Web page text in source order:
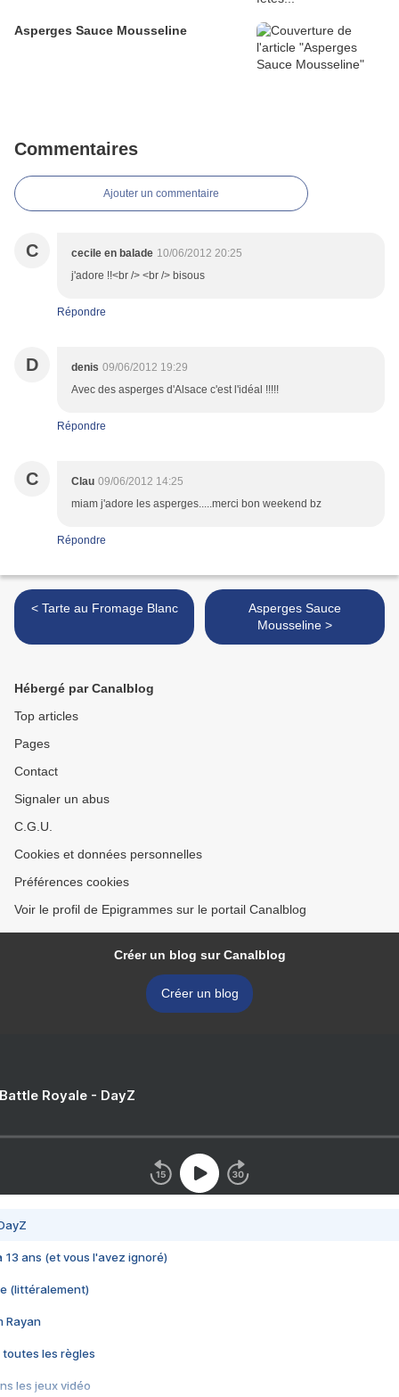
Asperges Sauce Mousseline
Commentaires
Ajouter un commentaire
C cecile en balade 10/06/2012 20:25
j'adore !!<br /> <br /> bisous
Répondre
D denis 09/06/2012 19:29
Avec des asperges d'Alsace c'est l'idéal !!!!!
Répondre
C Clau 09/06/2012 14:25
miam j'adore les asperges.....merci bon weekend bz
Répondre
< Tarte au Fromage Blanc
Asperges Sauce
Mousseline >
Hébergé par Canalblog
Top articles
Pages
Contact
Signaler un abus
C.G.U.
Cookies et données personnelles
Préférences cookies
Voir le profil de Epigrammes sur le portail Canalblog
Créer un blog sur Canalblog
Créer un blog
Royale - DayZ
13 ans (et vous l'avez ignoré)
(littéralement)
Rayan
toutes les règles
les jeux vidéo